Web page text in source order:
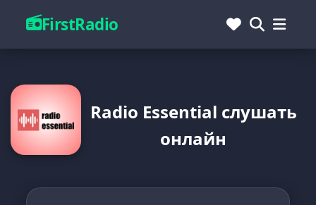
FirstRadio
Radio Essential слушать
онлайн